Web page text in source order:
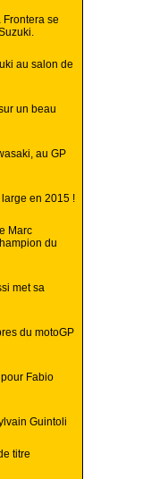
se
au salon de
un beau
au GP
en 2015 !
Marc
du
met sa
du motoGP
Fabio
Guintoli
titre